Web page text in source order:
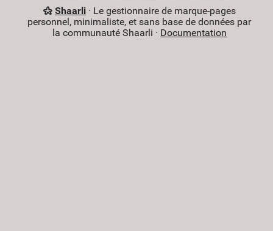
Shaarli· Le gestionnaire de marque-pages
personnel, minimaliste, et sans base de données par
la communauté Shaarli · Documentation